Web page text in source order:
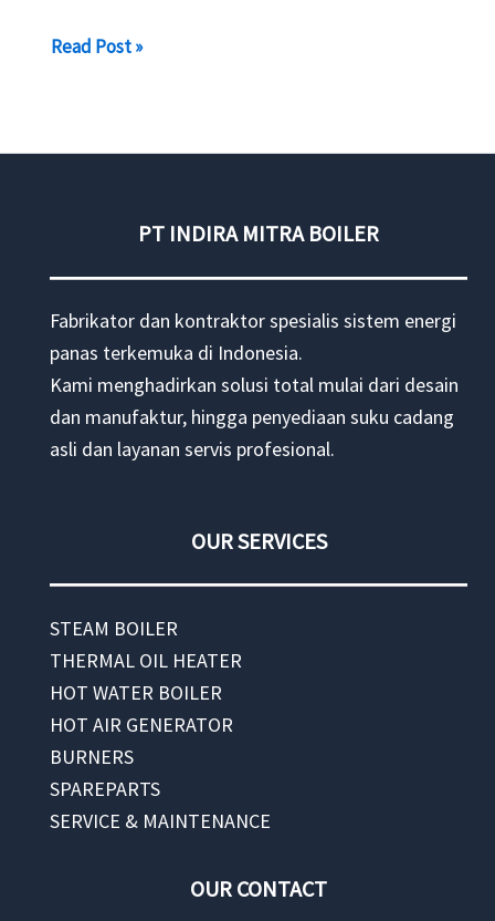
Harga
Read Post »
PT INDIRA MITRA BOILER
Fabrikator dan kontraktor spesialis sistem energi
panas terkemuka di Indonesia.
Kami menghadirkan solusi total mulai dari desain
dan manufaktur, hingga penyediaan suku cadang
asli dan layanan servis profesional.
OUR SERVICES
STEAM BOILER
THERMAL OIL HEATER
HOT WATER BOILER
HOT AIR GENERATOR
BURNERS
SPAREPARTS
SERVICE & MAINTENANCE
OUR CONTACT